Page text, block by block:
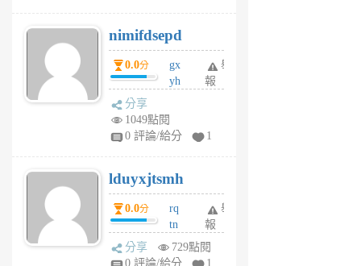
U
5
個
月
nimifdsepd
0.0分
gx
yh
jl
月
前
舉
報
分享
1049點閱
0 評論/給分
1
lduyxjtsmh
0.0分
rq
tn
jt
gl
舉
報
分享
729點閱
0 評論/給分
1